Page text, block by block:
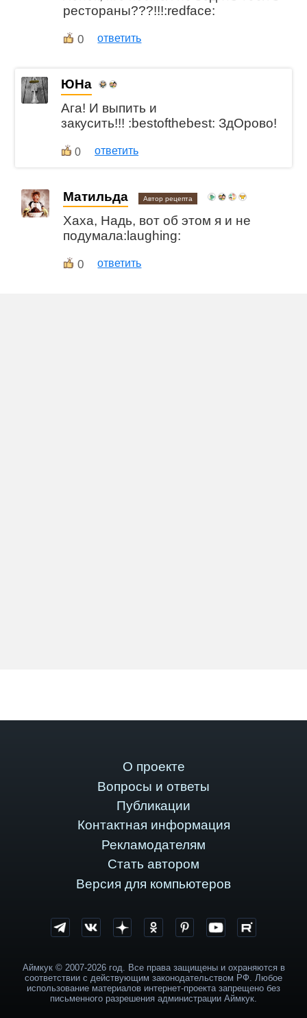
рестораны???!!!:redface:
0 ответить
ЮНа
Ага! И выпить и
закусить!!! :bestofthebest: ЗдОрово!
0 ответить
Матильда Автор рецепта
Хаха, Надь, вот об этом я и не
подумала:laughing:
0 ответить
О проекте
Вопросы и ответы
Публикации
Контактная информация
Рекламодателям
Стать автором
Версия для компьютеров
Аймкук © 2007-2026 год. Все права защищены и охраняются в
соответствии с действующим законодательством РФ. Любое
использование материалов интернет-проекта запрещено без
письменного разрешения администрации Аймкук.